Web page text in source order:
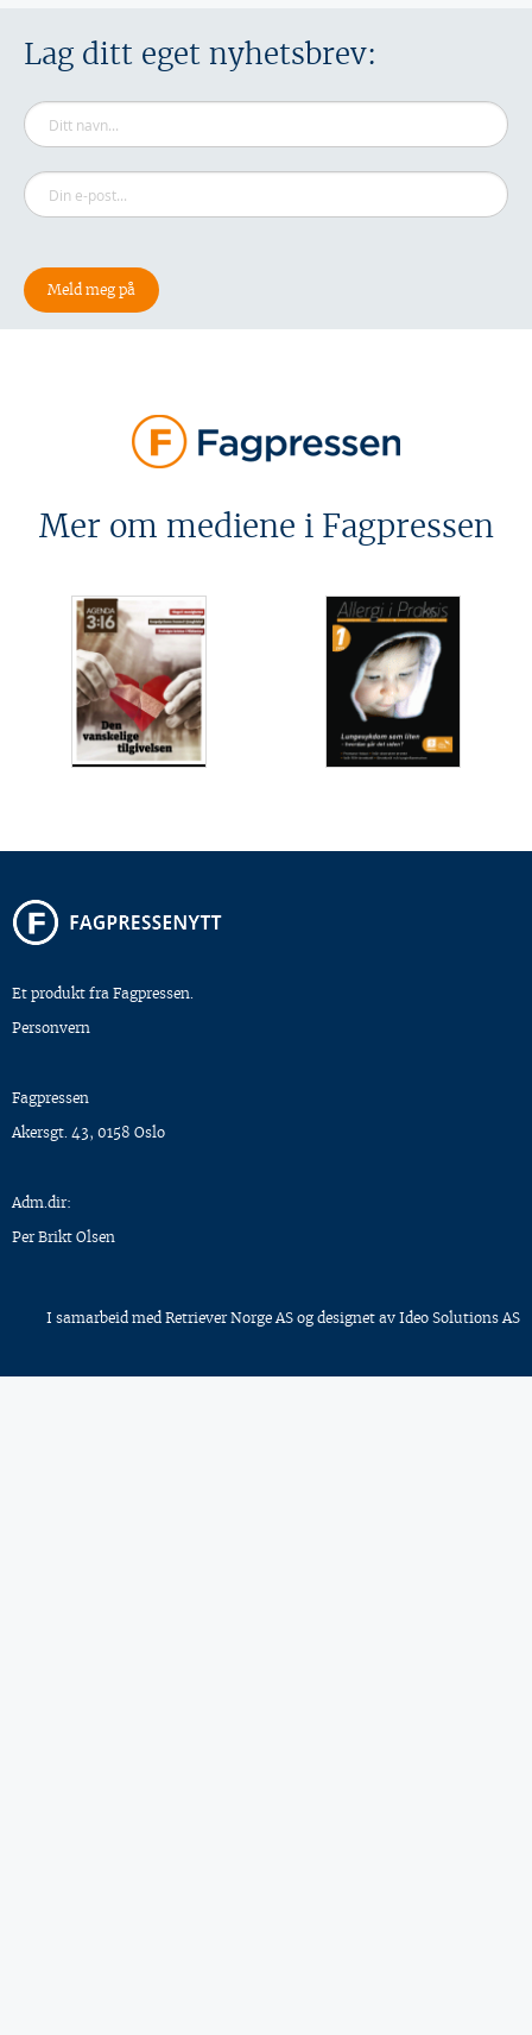
Lag ditt eget nyhetsbrev:
Mer om mediene i Fagpressen
Et produkt fra Fagpressen.
Personvern
Fagpressen
Akersgt. 43, 0158 Oslo
Adm.dir:
Per Brikt Olsen
I samarbeid med Retriever Norge AS og designet av Ideo Solutions AS